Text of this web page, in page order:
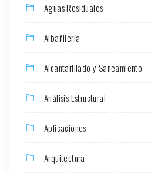
Aguas Residuales
Albañilería
Alcantarillado y Saneamiento
Análisis Estructural
Aplicaciones
Arquitectura